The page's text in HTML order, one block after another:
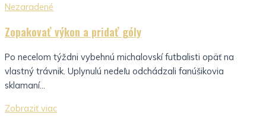
Nezaradené
Zopakovať výkon a pridať góly
Po necelom týždni vybehnú michalovskí futbalisti opäť na
vlastný trávnik. Uplynulú nedeľu odchádzali fanúšikovia
sklamaní...
Zobraziť viac